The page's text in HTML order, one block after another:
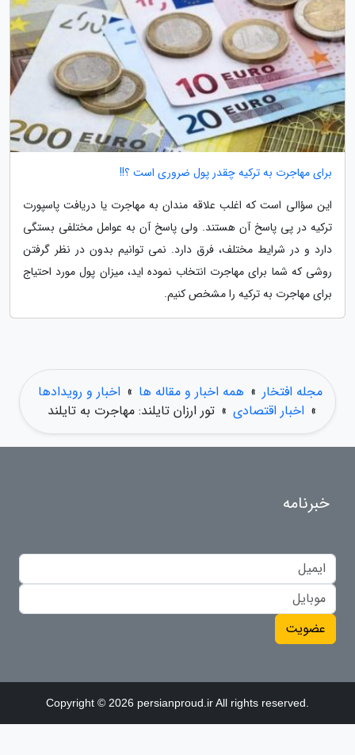
برای مهاجرت به ترکیه چقدر پول ضروری است ؟!!
این سؤالی است که اغلب علاقه مندان به مهاجرت یا دریافت پاسپورت
ترکیه در پی پاسخ آن هستند. ولی پاسخ آن به عوامل مختلفی بستگی
دارد و در شرایط مختلف، فرق دارد. نمی توانیم بدون در نظر گرفتن
روشی که شما برای مهاجرت انتخاب نموده اید، میزان پول مورد احتیاج
برای مهاجرت به ترکیه را مشخص کنیم.
مجله افتخار » همه اخبار و مقاله ها » اخبار و رویدادها
» اخبار اقتصادی » تور ارزان تایلند: مهاجرت به تایلند
خبرنامه
عضویت
Copyright © 2026 persianproud.ir All rights reserved.